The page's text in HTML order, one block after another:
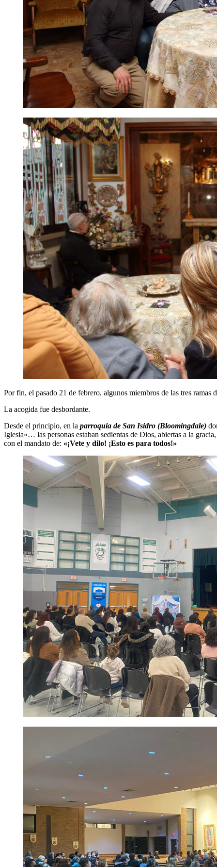
Por fin, el pasado 21 de febrero, algunos miembros de las tres
La acogida fue desbordante.
Desde el principio, en la parroquia de San Isidro (Bloomingdale)
Iglesia»… las personas estaban sedientas de Dios, abiertas a la
con el mandato de: «¡Vete y dilo! ¡Esto es para todos!»